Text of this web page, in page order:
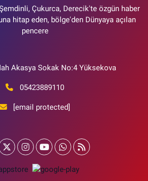
Çukurca, Derecik'te özgün haber
hitap eden, bölge'den Dünyaya açılan
pencere
Akasya Sokak No:4 Yüksekova
05423889110
[email protected]